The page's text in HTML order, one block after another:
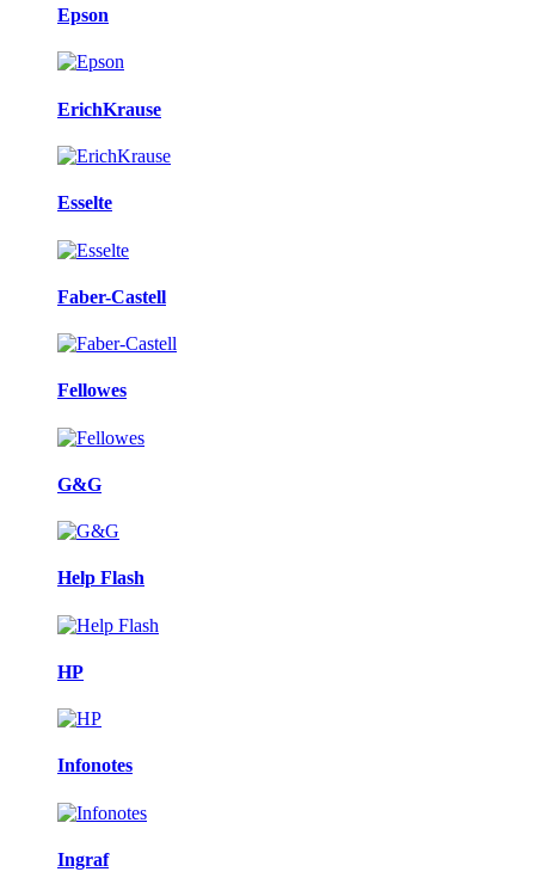
Epson
ErichKrause
Esselte
Faber-Castell
Fellowes
G&G
Help Flash
HP
Infonotes
Ingraf